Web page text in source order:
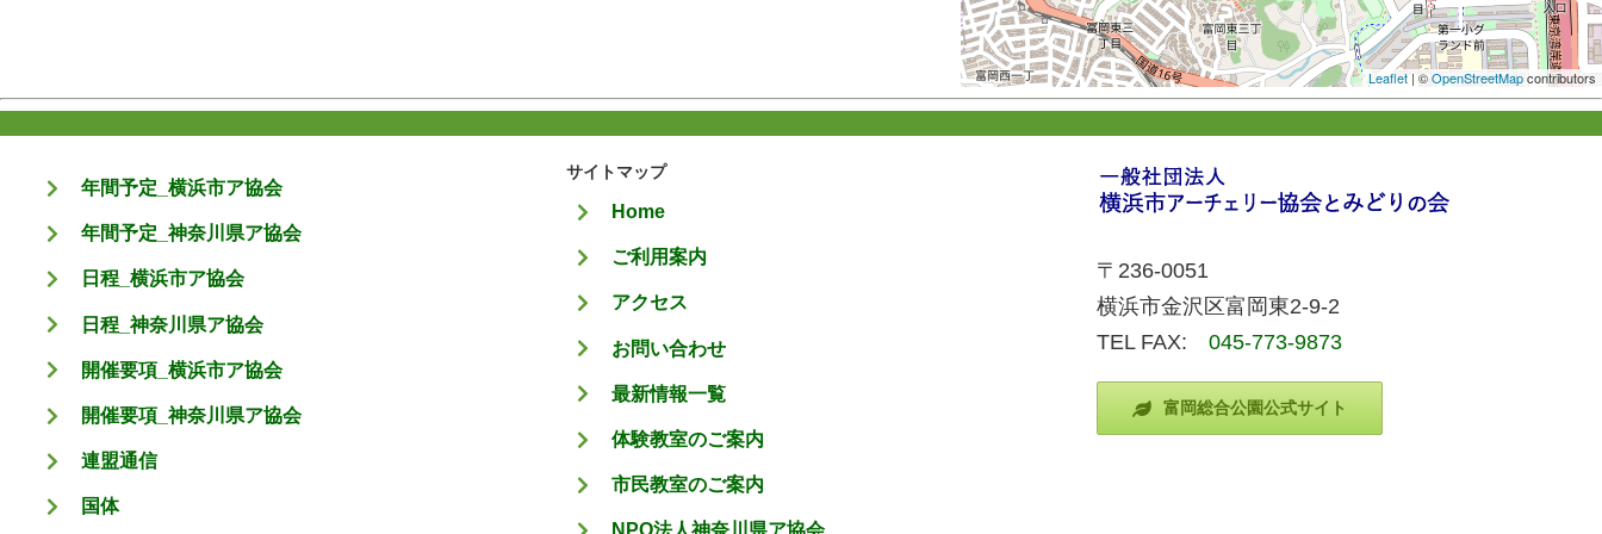
Leaflet | ©OpenStreetMapcontributors
年間予定_横浜市ア協会
年間予定_神奈川県ア協会
日程_横浜市ア協会
日程_神奈川県ア協会
開催要項_横浜市ア協会
開催要項_神奈川県ア協会
連盟通信
国体
サイトマップ
Home
ご利用案内
アクセス
お問い合わせ
最新情報一覧
体験教室のご案内
市民教室のご案内
〒236-0051
横浜市金沢区富岡東2-9-2
TEL FAX:045-773-9873
富岡総合公園公式サイト